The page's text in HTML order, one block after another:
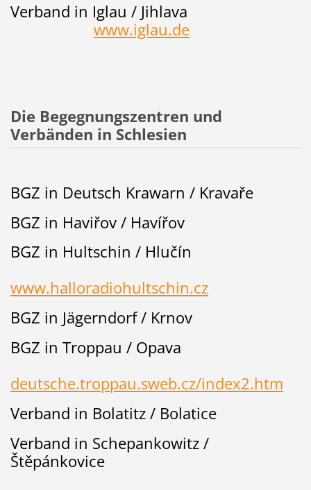
Verband in Iglau / Jihlava
www.iglau.de
Die Begegnungszentren und
Verbänden in Schlesien
BGZ in Deutsch Krawarn / Kravaře
BGZ in Haviřov / Havířov
BGZ in Hultschin / Hlučín
www.halloradiohultschin.cz
BGZ in Jägerndorf / Krnov
BGZ in Troppau / Opava
deutsche.troppau.sweb.cz/index2.htm
Verband in Bolatitz / Bolatice
Verband in Schepankowitz /
Štěpánkovice